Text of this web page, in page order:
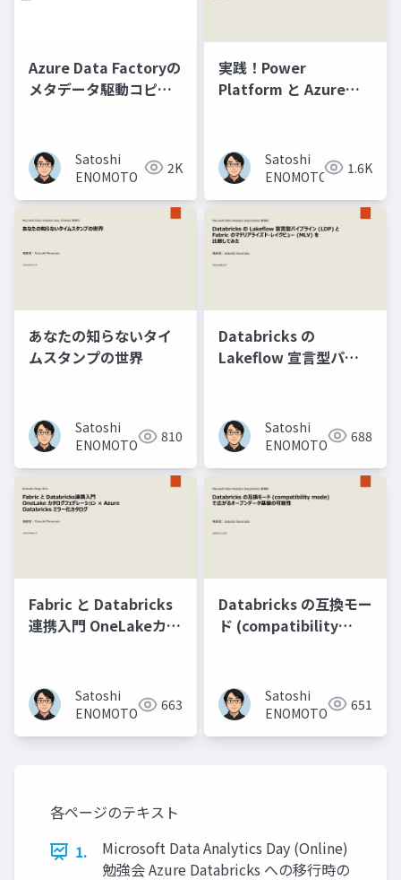
Azure Data Factoryの
メタデータ駆動コピー
Satoshi
ENOMOTO
2K
実践！Power
Platform と Azure
Satoshi
ENOMOTO
1.6K
あなたの知らないタイ
ムスタンプの世界
Satoshi
ENOMOTO
810
Databricks の
Lakeflow 宣言型パイ
ズド・レイクビュー
(MLV) を比較してみた
Satoshi
ENOMOTO
688
Fabric と Databricks
連携入門 OneLakeカタ
ミラー化カタログ
Satoshi
ENOMOTO
663
Databricks の互換モー
ド (compatibility
Satoshi
ENOMOTO
651
各ページのテキスト
1.
Microsoft Data Analytics Day (Online)
勉強会 Azure Databricks への移行時の